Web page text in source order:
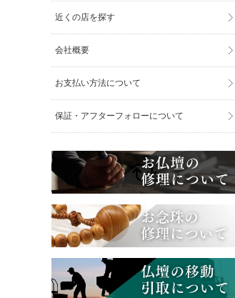
近くの店を探す
会社概要
お支払い方法について
保証・アフターフォローについて